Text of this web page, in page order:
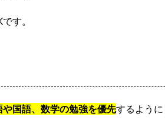
す。
国語、数学の勉強を優先するように